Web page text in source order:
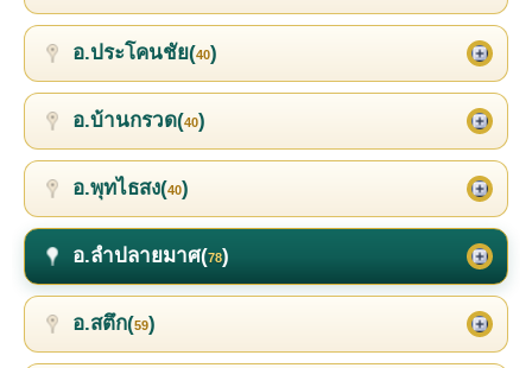
อ.ประโคนชัย(40)
อ.บ้านกรวด(40)
อ.พุทไธสง(40)
อ.ลำปลายมาศ(78)
อ.สตึก(59)